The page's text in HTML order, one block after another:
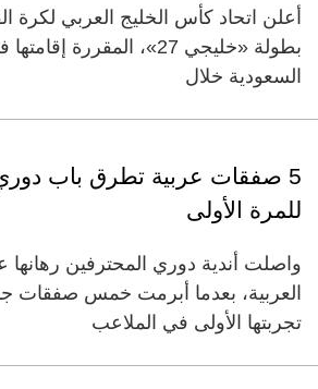
أعلن اتحاد كأس الخليج العربي لكرة
بطولة «خليجي 27»، المقررة
السعودية خلال
5 صفقات عربية تطرق باب
للمرة الأولى
واصلت أندية دوري المحترفين رهانها
العربية، بعدما أبرمت خمس صفقات
تجربتها الأولى في الملاعب